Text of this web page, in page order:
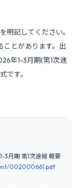
明記してください。
ことがあります。出
年1-3月期(第1次速
です。
3月期 第1次速報 概要
002000661.pdf